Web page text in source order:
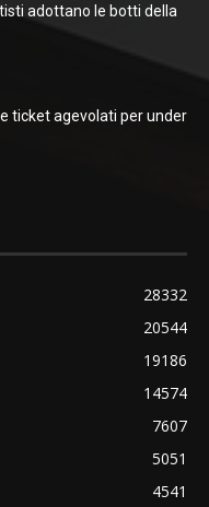
adottano le botti della
ticket agevolati per under
28332
20544
19186
14574
7607
5051
4541